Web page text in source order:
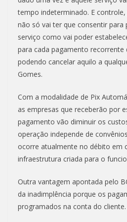
tempo indeterminado. E
não só vai ter que consentir para
serviço como vai poder
para cada pagamento recorrente
podendo cancelar aquilo a
Gomes.
Com a modalidade de Pix
as empresas que receberão por
pagamento vão diminuir os
operação independe de
ocorre atualmente no débito em
infraestrutura criada para o
Outra vantagem apontada pelo
da inadimplência porque os
programados na conta do cliente.